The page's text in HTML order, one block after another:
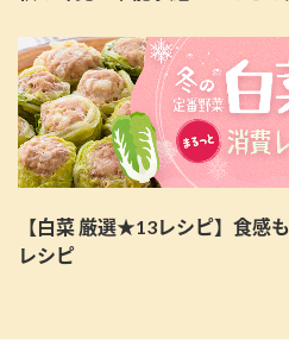
【白菜 厳選★13レシピ】食感
レシピ